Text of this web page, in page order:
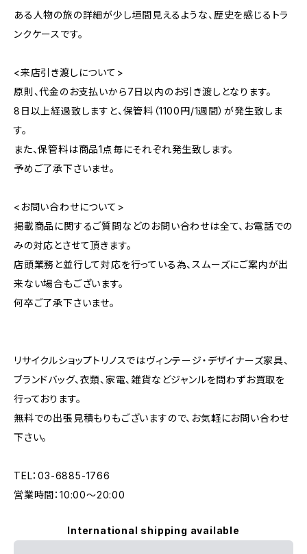
ある人物の旅の詳細が少し垣間見えるような、歴史を感じるトラ
ンクケースです。
<来店引き渡しについて>
原則、代金のお支払いから7日以内のお引き渡しとなります。
8日以上経過致しますと、保管料（1100円/1週間）が発生致しま
す。
また、保管料は商品1点毎にそれぞれ発生致します。
予めご了承下さいませ。
<お問い合わせについて>
掲載商品に関するご質問などのお問い合わせは全て、お電話での
みの対応とさせて頂きます。
店頭業務と並行して対応を行っている為、スムーズにご案内が出
来ない場合もございます。
何卒ご了承下さいませ。
リサイクルショップトリノスではヴィンテージ・デザイナーズ家具、
ブランドバッグ、衣類、家電、雑貨などジャンルを問わずお買取を
行っております。
無料での出張見積もりもございますので、お気軽にお問い合わせ
下さい。
TEL：03-6885-1766
営業時間：10:00〜20:00
International shipping available